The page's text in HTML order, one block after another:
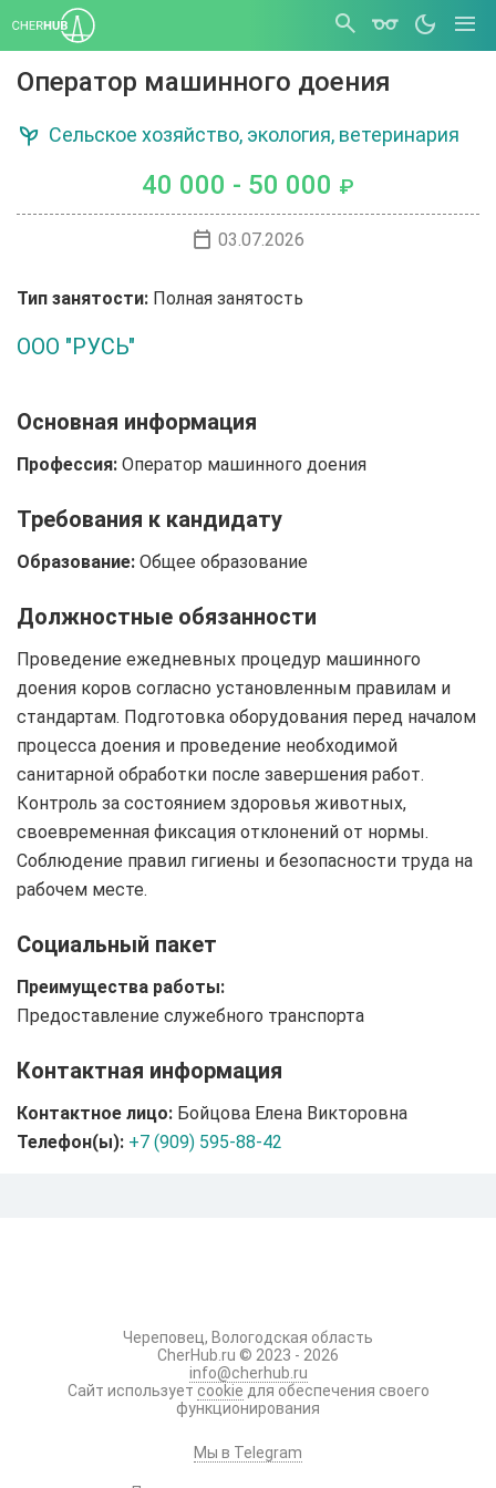
Оператор машинного доения
Сельское хозяйство, экология, ветеринария
40 000 - 50 000 ₽
03.07.2026
Тип занятости: Полная занятость
ООО "РУСЬ"
Основная информация
Профессия: Оператор машинного доения
Требования к кандидату
Образование: Общее образование
Должностные обязанности
Проведение ежедневных процедур машинного
доения коров согласно установленным правилам и
стандартам. Подготовка оборудования перед началом
процесса доения и проведение необходимой
санитарной обработки после завершения работ.
Контроль за состоянием здоровья животных,
своевременная фиксация отклонений от нормы.
Соблюдение правил гигиены и безопасности труда на
рабочем месте.
Социальный пакет
Преимущества работы:
Предоставление служебного транспорта
Контактная информация
Контактное лицо: Бойцова Елена Викторовна
Телефон(ы): +7 (909) 595-88-42
Череповец, Вологодская область
CherHub.ru © 2023 - 2026
info@cherhub.ru
Сайт использует cookie для обеспечения своего
функционирования
Мы в Telegram